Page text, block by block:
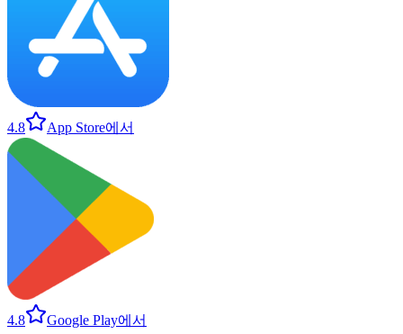
4.8 App Store에서
4.8 Google Play에서